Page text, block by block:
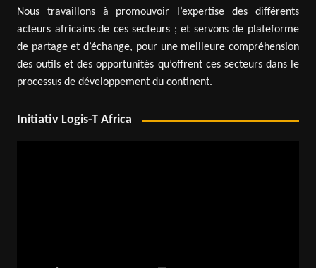
Nous travaillons à promouvoir l’expertise des différents
acteurs africains de ces secteurs ; et servons de plateforme
de partage et d’échange, pour une meilleure compréhension
des outils et des opportunités qu’offrent ces secteurs dans le
processus de développement du continent.
Initiativ Logis-T Africa